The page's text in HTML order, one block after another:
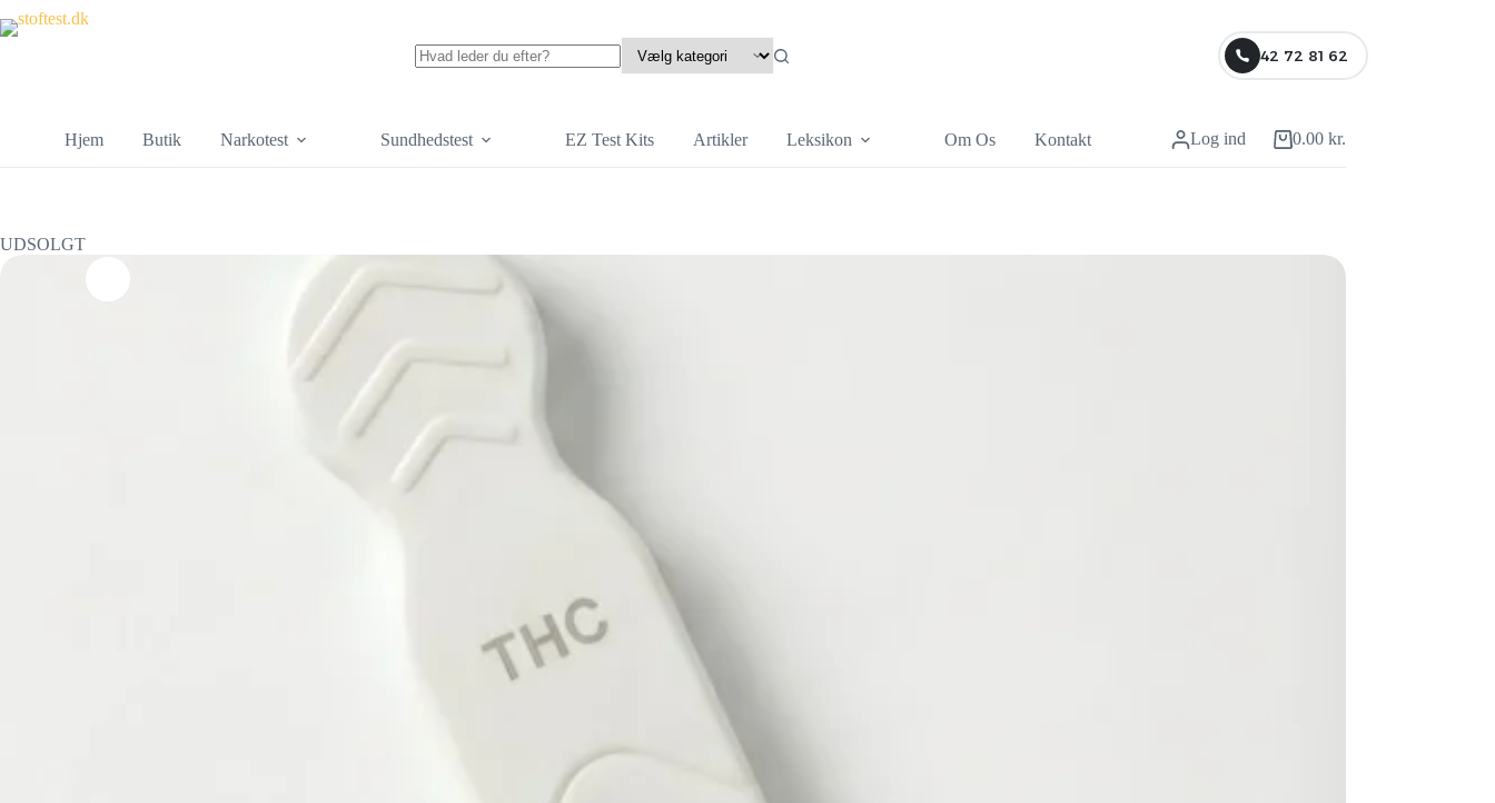
42 72 81 62
Hjem Butik Narkotest Sundhedstest EZ Test Kits Artikler Leksikon Om Os Kontakt Log ind 0.00 kr.
UDSOLGT